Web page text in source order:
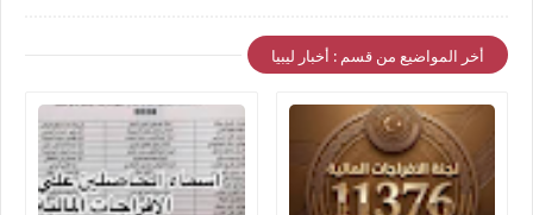
أخر المواضيع من قسم : أخبار ليبيا